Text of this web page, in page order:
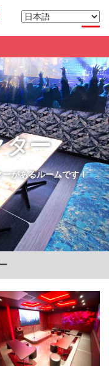
ター
があるルームです！